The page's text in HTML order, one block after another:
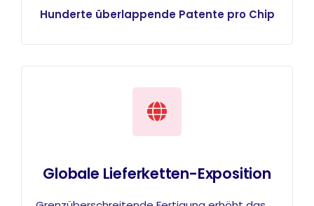
Hunderte überlappende Patente pro Chip
Globale Lieferketten-Exposition